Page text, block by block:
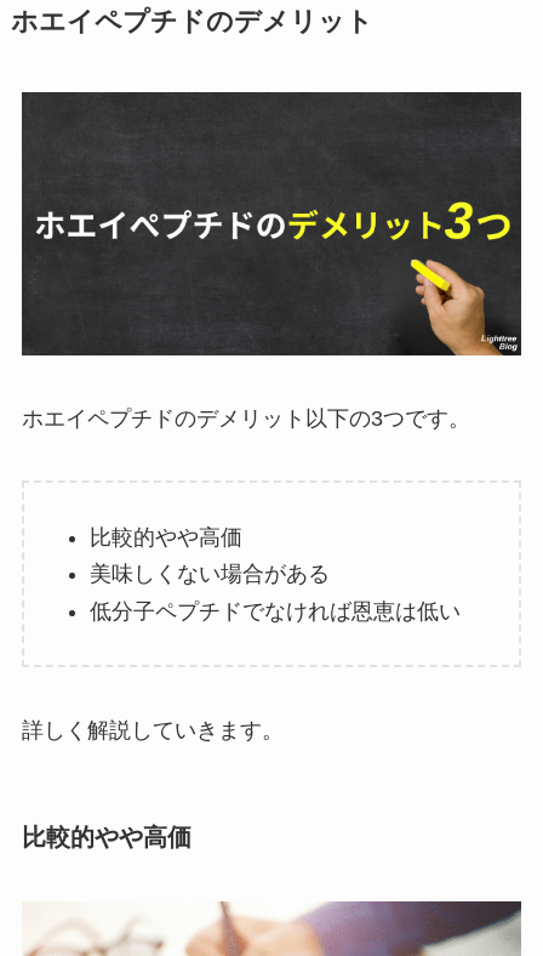
ホエイペプチドのデメリット
ホエイペプチドのデメリット以下の3つです。
比較的やや高価
美味しくない場合がある
低分子ペプチドでなければ恩恵は低い
詳しく解説していきます。
比較的やや高価